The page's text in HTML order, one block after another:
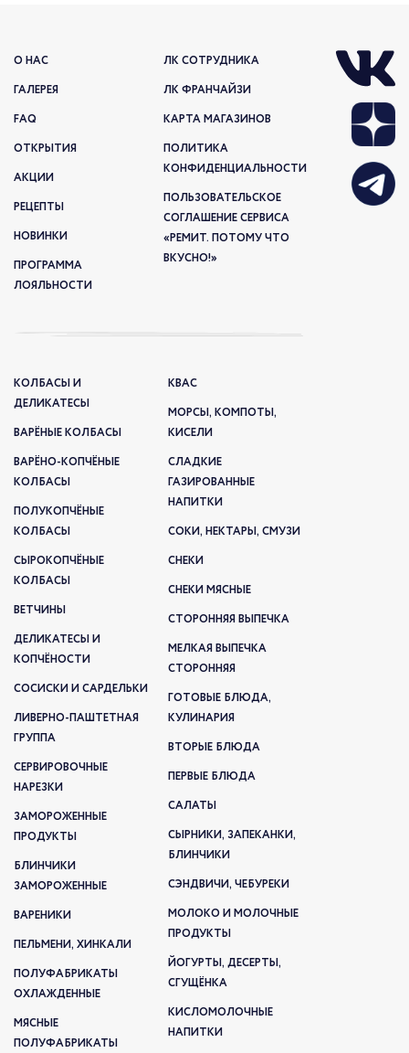
О НАС
ГАЛЕРЕЯ
FAQ
ОТКРЫТИЯ
АКЦИИ
РЕЦЕПТЫ
НОВИНКИ
ПРОГРАММА
ЛОЯЛЬНОСТИ
ЛК СОТРУДНИКА
ЛК ФРАНЧАЙЗИ
КАРТА МАГАЗИНОВ
ПОЛИТИКА
КОНФИДЕНЦИАЛЬНОСТИ
ПОЛЬЗОВАТЕЛЬСКОЕ
СОГЛАШЕНИЕ СЕРВИСА
«РЕМИТ. ПОТОМУ ЧТО
ВКУСНО!»
КОЛБАСЫ И
ДЕЛИКАТЕСЫ
ВАРЁНЫЕ КОЛБАСЫ
ВАРЁНО-КОПЧЁНЫЕ
КОЛБАСЫ
ПОЛУКОПЧЁНЫЕ
КОЛБАСЫ
СЫРОКОПЧЁНЫЕ
КОЛБАСЫ
ВЕТЧИНЫ
ДЕЛИКАТЕСЫ И
КОПЧЁНОСТИ
СОСИСКИ И САРДЕЛЬКИ
ЛИВЕРНО-ПАШТЕТНАЯ
ГРУППА
СЕРВИРОВОЧНЫЕ
НАРЕЗКИ
ЗАМОРОЖЕННЫЕ
ПРОДУКТЫ
БЛИНЧИКИ
ЗАМОРОЖЕННЫЕ
ВАРЕНИКИ
ПЕЛЬМЕНИ, ХИНКАЛИ
ПОЛУФАБРИКАТЫ
ОХЛАЖДЕННЫЕ
МЯСНЫЕ
ПОЛУФАБРИКАТЫ
КВАС
МОРСЫ, КОМПОТЫ,
КИСЕЛИ
СЛАДКИЕ
ГАЗИРОВАННЫЕ
НАПИТКИ
СОКИ, НЕКТАРЫ, СМУЗИ
СНЕКИ
СНЕКИ МЯСНЫЕ
СТОРОННЯЯ ВЫПЕЧКА
МЕЛКАЯ ВЫПЕЧКА
СТОРОННЯЯ
ГОТОВЫЕ БЛЮДА,
КУЛИНАРИЯ
ВТОРЫЕ БЛЮДА
ПЕРВЫЕ БЛЮДА
САЛАТЫ
СЫРНИКИ, ЗАПЕКАНКИ,
БЛИНЧИКИ
СЭНДВИЧИ, ЧЕБУРЕКИ
МОЛОКО И МОЛОЧНЫЕ
ПРОДУКТЫ
ЙОГУРТЫ, ДЕСЕРТЫ,
СГУЩЁНКА
КИСЛОМОЛОЧНЫЕ
НАПИТКИ